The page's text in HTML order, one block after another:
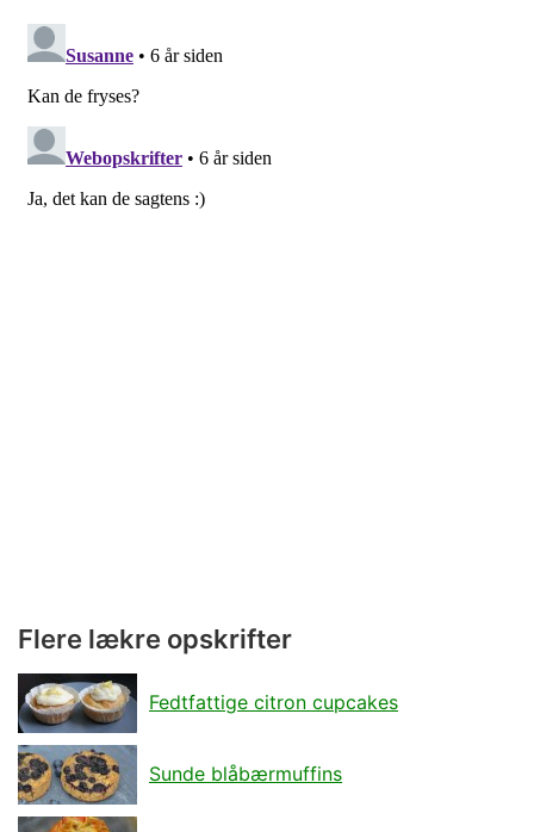
Flere lækre opskrifter
Fedtfattige citron cupcakes
Sunde blåbærmuffins